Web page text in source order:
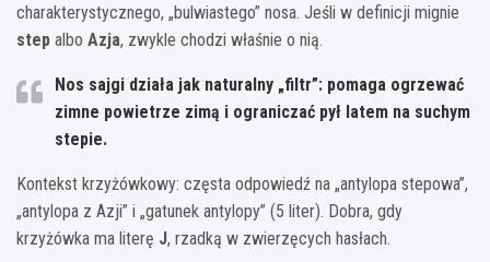
charakterystycznego, „bulwiastego” nosa. Jeśli w definicji mignie
step albo Azja, zwykle chodzi właśnie o nią.
Nos sajgi działa jak naturalny „filtr”: pomaga ogrzewać
zimne powietrze zimą i ograniczać pył latem na suchym
stepie.
Kontekst krzyżówkowy: częsta odpowiedź na „antylopa stepowa”,
„antylopa z Azji” i „gatunek antylopy” (5 liter). Dobra, gdy
krzyżówka ma literę J, rzadką w zwierzęcych hasłach.